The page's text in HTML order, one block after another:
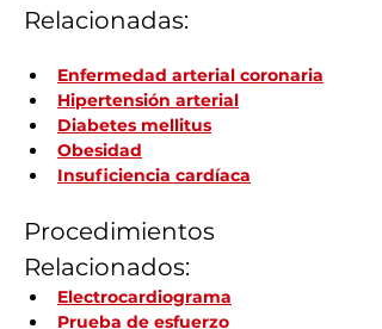
Relacionadas:
Enfermedad arterial coronaria
Hipertensión arterial
Diabetes mellitus
Obesidad
Insuficiencia cardíaca
Procedimientos
Relacionados:
Electrocardiograma
Prueba de esfuerzo